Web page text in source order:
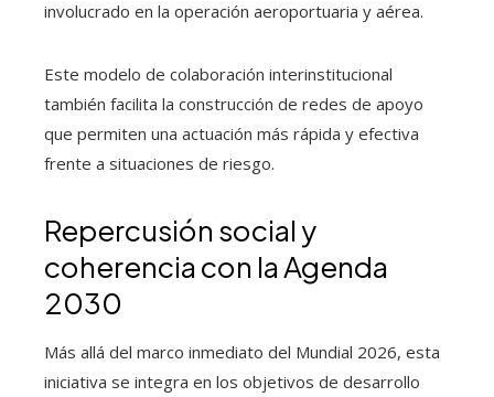
involucrado en la operación aeroportuaria y aérea.
Este modelo de colaboración interinstitucional
también facilita la construcción de redes de apoyo
que permiten una actuación más rápida y efectiva
frente a situaciones de riesgo.
Repercusión social y
coherencia con la Agenda
2030
Más allá del marco inmediato del Mundial 2026, esta
iniciativa se integra en los objetivos de desarrollo